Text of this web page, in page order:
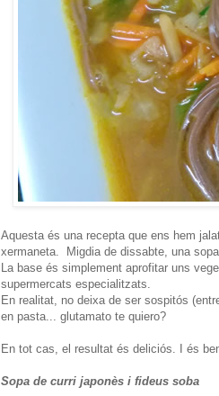
Aquesta és una recepta que ens hem
xermaneta. Migdia de dissabte, una
La base és simplement aprofitar uns
supermercats especialitzats.
En realitat, no deixa de ser sospitós
en pasta... glutamato te quiero?
En tot cas, el resultat és deliciós. I és
Sopa de curri japonès i fideus soba